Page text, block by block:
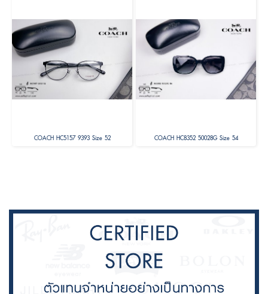
COACH HC5157 9393 Size 52 COACH HC8352 50028G Size 54